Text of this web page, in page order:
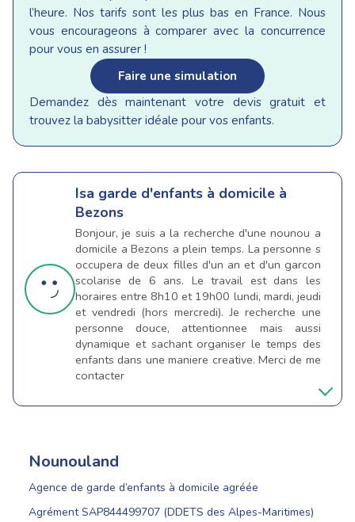
l’heure. Nos tarifs sont les plus bas en France. Nous
vous encourageons à comparer avec la concurrence
pour vous en assurer !
Faire une simulation
Demandez dès maintenant votre devis gratuit et
trouvez la babysitter idéale pour vos enfants.
Isa garde d'enfants à domicile à
Bezons
Bonjour, je suis a la recherche d'une nounou a
domicile a Bezons a plein temps. La personne s
occupera de deux filles d'un an et d'un garcon
scolarise de 6 ans. Le travail est dans les
horaires entre 8h10 et 19h00 lundi, mardi, jeudi
et vendredi (hors mercredi). Je recherche une
personne douce, attentionnee mais aussi
dynamique et sachant organiser le temps des
enfants dans une maniere creative. Merci de me
contacter
Nounouland
Agence de garde d’enfants à domicile agréée
Agrément SAP844499707 (DDETS des Alpes-Maritimes)